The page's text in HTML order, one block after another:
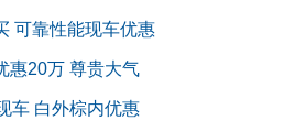
可靠性能现车优惠
惠20万 尊贵大气
车 白外棕内优惠